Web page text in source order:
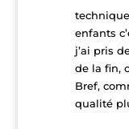
enfants
j’ai pris
de la fin,
Bref,
qualité